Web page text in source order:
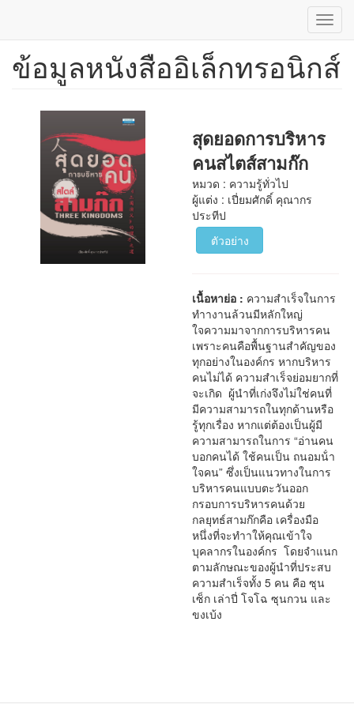
ข้าม
ข้อมูลหนังสืออิเล็กทรอนิกส์
สุดยอดการบริหาร
คนสไตส์สามก๊ก
หมวด : ความรู้ทั่วไป
ผู้แต่ง : เปี่ยมศักดิ์ คุณากร
ประทีป
ตัวอย่าง
เนื้อหาย่อ : ความสําเร็จในการ
ทําางานล้วนมีหลักใหญ่
ใจความมาจากการบริหารคน
เพราะคนคือพื้นฐานสําคัญของ
ทุกอย่างในองค์กร หากบริหาร
คนไม่ได้ ความสําเร็จย่อมยากที่
จะเกิด ผู้นําที่เก่งจึงไม่ใช่คนที่
มีความสามารถในทุกด้านหรือ
รู้ทุกเรื่อง หากแต่ต้องเป็นผู้มี
ความสามารถในการ “อ่านคน
บอกคนได้ ใช้คนเป็น ถนอมน้ํา
ใจคน” ซึ่งเป็นแนวทางในการ
บริหารคนแบบตะวันออก
กรอบการบริหารคนด้วย
กลยุทธ์สามก๊กคือ เครื่องมือ
หนึ่งที่จะทําาให้คุณเข้าใจ
บุคลากรในองค์กร โดยจําแนก
ตามลักษณะของผู้นําที่ประสบ
ความสําเร็จทั้ง 5 คน คือ ซุน
เซ็ก เล่าปี่ โจโฉ ซุนกวน และ
ขงเบ้ง